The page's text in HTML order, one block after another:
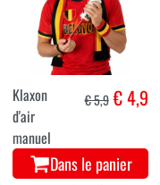
Klaxon
d'air
manuel
€ 5,9€ 4,9
Dans le panier